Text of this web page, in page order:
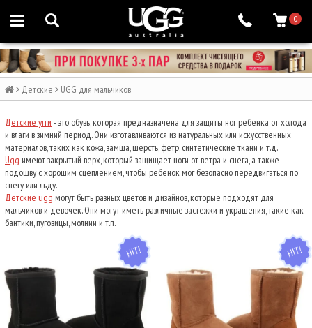
0
Детские UGG для мальчиков
Детские угги - это обувь, которая предназначена для защиты ног ребенка от холода
и влаги в зимний период. Они изготавливаются из натуральных или искусственных
материалов, таких как кожа, замша, шерсть, фетр, синтетические ткани и т.д.
Ugg имеют закрытый верх, который защищает ноги от ветра и снега, а также
подошву с хорошим сцеплением, чтобы ребенок мог безопасно передвигаться по
снегу или льду.
Детские ugg могут быть разных цветов и дизайнов, которые подходят для
мальчиков и девочек. Они могут иметь различные застежки и украшения, такие как
бантики, пуговицы, молнии и т.п.
HIT
HIT